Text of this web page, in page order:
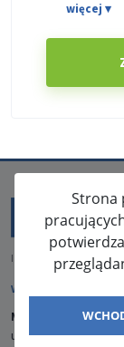
Strona
ISSN: 2080-5438
WYDAWCA
Media-Press Sp. z
ul. Gwiaździsta 7B/8